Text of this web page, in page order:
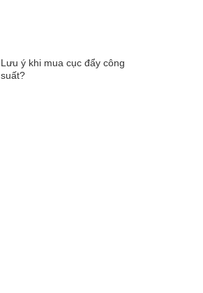
Lưu ý khi mua cục đẩy công
suất?